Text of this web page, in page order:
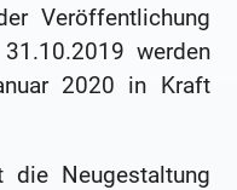
Veröffentlichung
werden
2020 in Kraft
die Neugestaltung